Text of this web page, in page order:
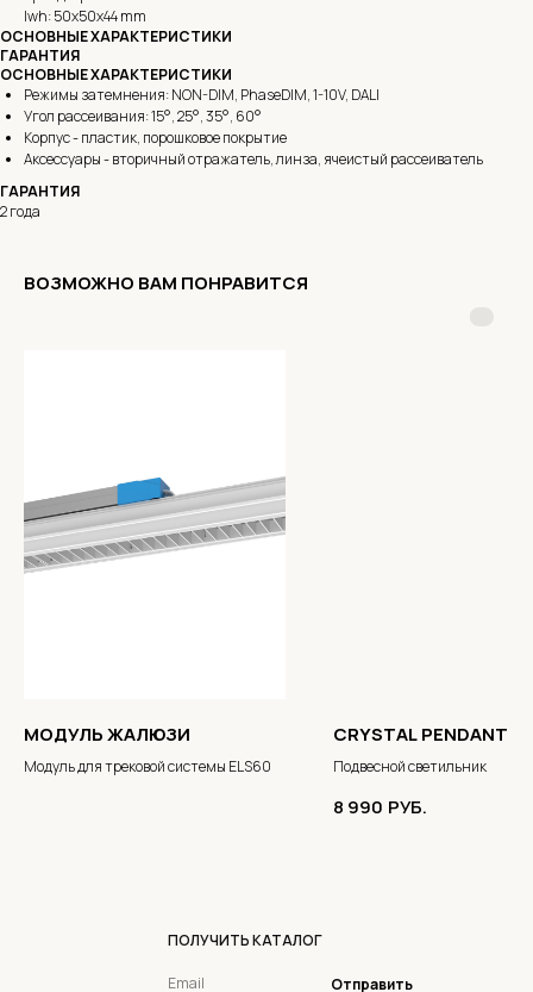
lwh: 50x50x44 mm
ОСНОВНЫЕ ХАРАКТЕРИСТИКИ
ГАРАНТИЯ
ОСНОВНЫЕ ХАРАКТЕРИСТИКИ
Режимы затемнения: NON-DIM, PhaseDIM, 1-10V, DALI
Угол рассеивания: 15°, 25°, 35°, 60°
Корпус - пластик, порошковое покрытие
Аксессуары - вторичный отражатель, линза, ячеистый рассеиватель
ГАРАНТИЯ
2 года
ВОЗМОЖНО ВАМ ПОНРАВИТСЯ
МОДУЛЬ ЖАЛЮЗИ
Модуль для трековой системы ELS60
CRYSTAL PENDANT
Подвесной светильник
8 990 РУБ.
ПОЛУЧИТЬ КАТАЛОГ
Отправить